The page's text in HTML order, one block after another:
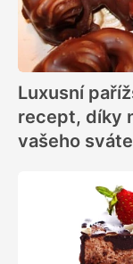
Luxusní
recept, díky
vašeho